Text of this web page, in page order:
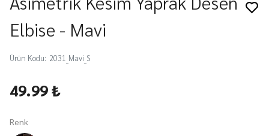
Elbise - Mavi
Ürün Kodu: 2031_Mavi_S
49.99 ₺
Renk